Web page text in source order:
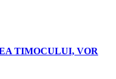
TIMOCULUI, VOR